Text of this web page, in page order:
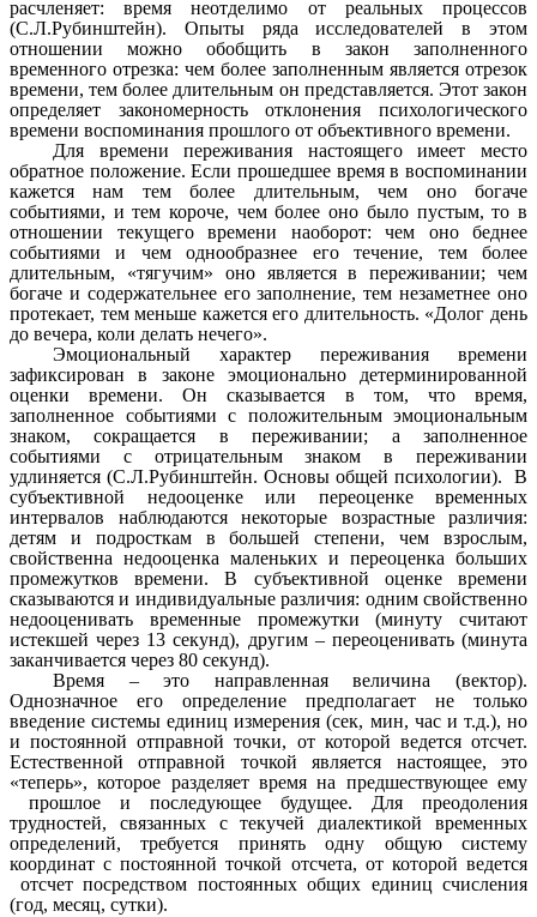
расчленяет: время неотделимо от реальных процессов
(С.Л.Рубинштейн). Опыты ряда исследователей в этом
отношении можно обобщить в закон заполненного
временного отрезка: чем более заполненным является отрезок
времени, тем более длительным он представляется. Этот закон
определяет закономерность отклонения психологического
времени воспоминания прошлого от объективного времени.
Для времени переживания настоящего имеет место
обратное положение. Если прошедшее время в воспоминании
кажется нам тем более длительным, чем оно богаче
событиями, и тем короче, чем более оно было пустым, то в
отношении текущего времени наоборот: чем оно беднее
событиями и чем однообразнее его течение, тем более
длительным, «тягучим» оно является в переживании; чем
богаче и содержательнее его заполнение, тем незаметнее оно
протекает, тем меньше кажется его длительность. «Долог день
до вечера, коли делать нечего».
Эмоциональный характер переживания времени
зафиксирован в законе эмоционально детерминированной
оценки времени. Он сказывается в том, что время,
заполненное событиями с положительным эмоциональным
знаком, сокращается в переживании; а заполненное
событиями с отрицательным знаком в переживании
удлиняется (С.Л.Рубинштейн. Основы общей психологии). В
субъективной недооценке или переоценке временных
интервалов наблюдаются некоторые возрастные различия:
детям и подросткам в большей степени, чем взрослым,
свойственна недооценка маленьких и переоценка больших
промежутков времени. В субъективной оценке времени
сказываются и индивидуальные различия: одним свойственно
недооценивать временные промежутки (минуту считают
истекшей через 13 секунд), другим – переоценивать (минута
заканчивается через 80 секунд).
Время – это направленная величина (вектор).
Однозначное его определение предполагает не только
введение системы единиц измерения (сек, мин, час и т.д.), но
и постоянной отправной точки, от которой ведется отсчет.
Естественной отправной точкой является настоящее, это
«теперь», которое разделяет время на предшествующее ему
прошлое и последующее будущее. Для преодоления
трудностей, связанных с текучей диалектикой временных
определений, требуется принять одну общую систему
координат с постоянной точкой отсчета, от которой ведется
отсчет посредством постоянных общих единиц счисления
(год, месяц, сутки).